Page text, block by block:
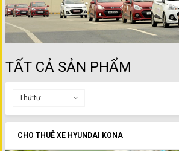
TẤT CẢ SẢN PHẨM
Thứ tự
CHO THUÊ XE HYUNDAI KONA